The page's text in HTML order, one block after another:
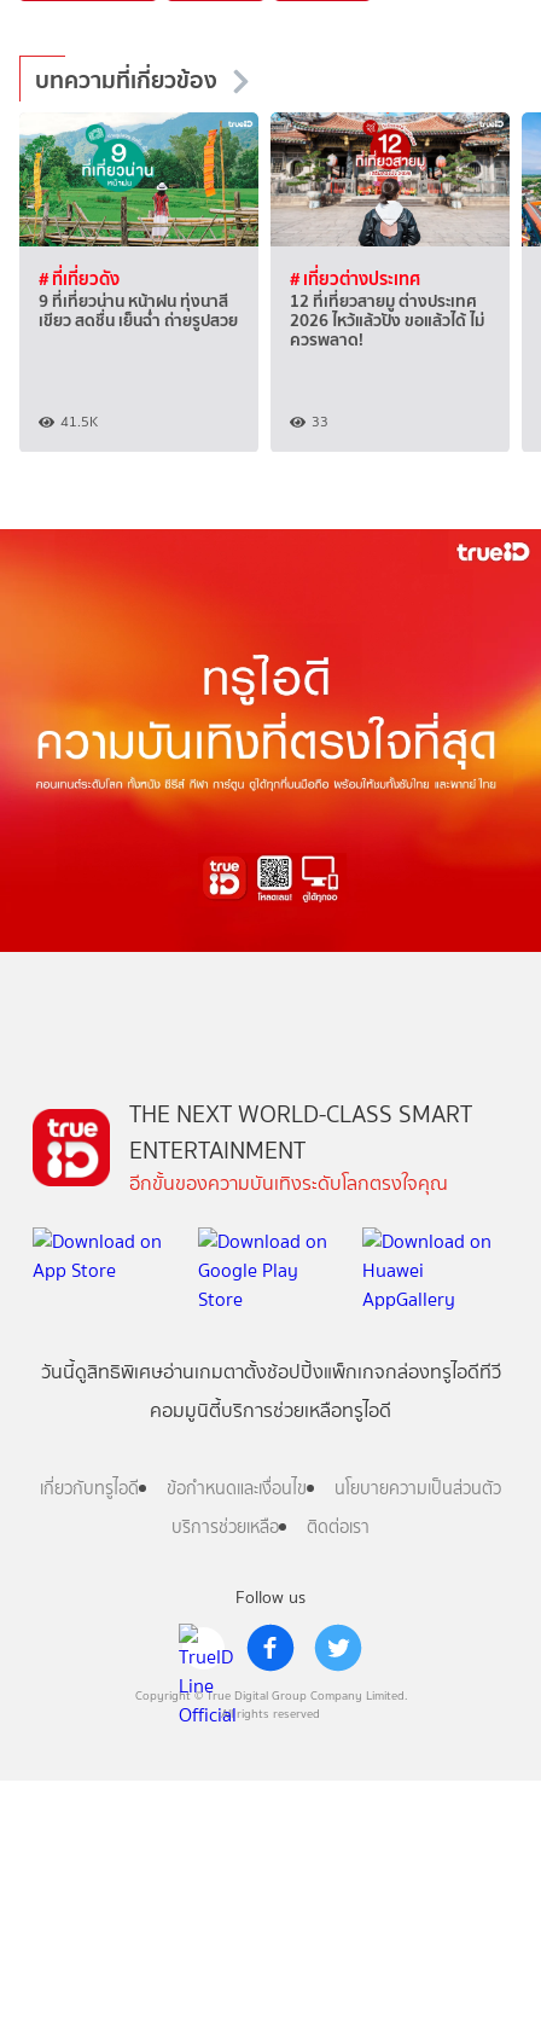
บทความที่เกี่ยวข้อง
# ที่เที่ยวดัง
9 ที่เที่ยวน่าน หน้าฝน ทุ่งนาสี
เขียว สดชื่น เย็นฉ่ำ ถ่ายรูปสวย
41.5K
# เที่ยวต่างประเทศ
12 ที่เที่ยวสายมู ต่างประเทศ
2026 ไหว้แล้วปัง ขอแล้วได้ ไม่
ควรพลาด!
33
Follow us
Copyright © True Digital Group Company Limited.
All rights reserved
THE NEXT WORLD-CLASS SMART
ENTERTAINMENT
อีกขั้นของความบันเทิงระดับโลกตรงใจคุณ
วันนี้ดูสิทธิพิเศษอ่านเกมตาตั้งช้อปปิ้งแพ็กเกจกล่องทรูไอดีทีวี
คอมมูนิตี้บริการช่วยเหลือทรูไอดี
เกี่ยวกับทรูไอดี ข้อกำหนดและเงื่อนไข
นโยบายความเป็นส่วนตัว
บริการช่วยเหลือ
ติดต่อเรา